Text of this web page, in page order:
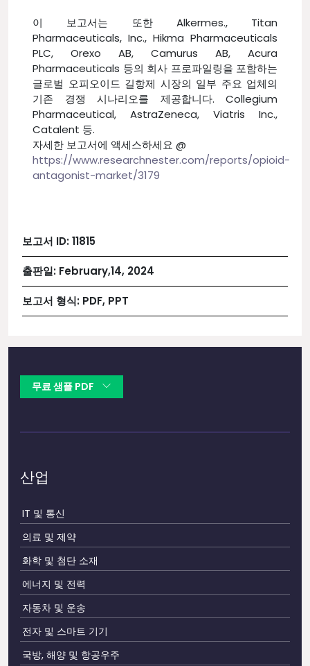
이 보고서는 또한 Alkermes., Titan
Pharmaceuticals, Inc., Hikma Pharmaceuticals
PLC, Orexo AB, Camurus AB, Acura
Pharmaceuticals 등의 회사 프로파일링을 포함하는
글로벌 오피오이드 길항제 시장의 일부 주요 업체의
기존 경쟁 시나리오를 제공합니다. Collegium
Pharmaceutical, AstraZeneca, Viatris Inc.,
Catalent 등.
자세한 보고서에 액세스하세요 @
https://www.researchnester.com/reports/opioid-
antagonist-market/3179
보고서 ID:11815
출판일: February,14, 2024
보고서 형식: PDF, PPT
무료 샘플 PDF
산업
IT 및 통신
의료 및 제약
화학 및 첨단 소재
에너지 및 전력
자동차 및 운송
전자 및 스마트 기기
국방, 해양 및 항공우주